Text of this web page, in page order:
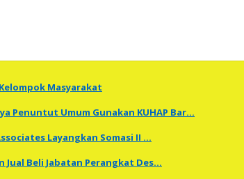
Masyarakat
Penuntut Umum Gunakan KUHAP Bar…
Layangkan Somasi II …
Jual Beli Jabatan Perangkat Des…